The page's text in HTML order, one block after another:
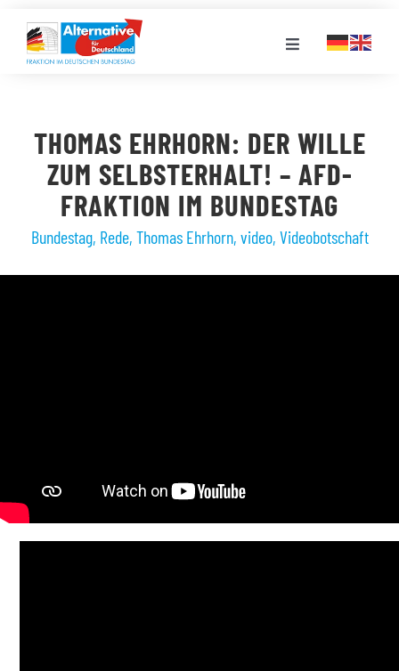
Inhalt
springen
Toggle
LANDESGRUPPEN
VERANSTALTUNGEN
PRESSE
THOMAS EHRHORN: DER WILLE
ZUM SELBSTERHALT! – AFD-
FRAKTION IM BUNDESTAG
Bundestag, Rede, Thomas Ehrhorn, video, Videobotschaft